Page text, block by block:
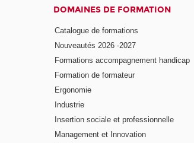
DOMAINES DE FORMATION
Catalogue de formations
Nouveautés 2026 -2027
Formations accompagnement handicap
Formation de formateur
Ergonomie
Industrie
Insertion sociale et professionnelle
Management et Innovation